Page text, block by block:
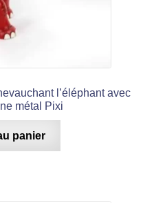
l’éléphant avec
métal Pixi
panier